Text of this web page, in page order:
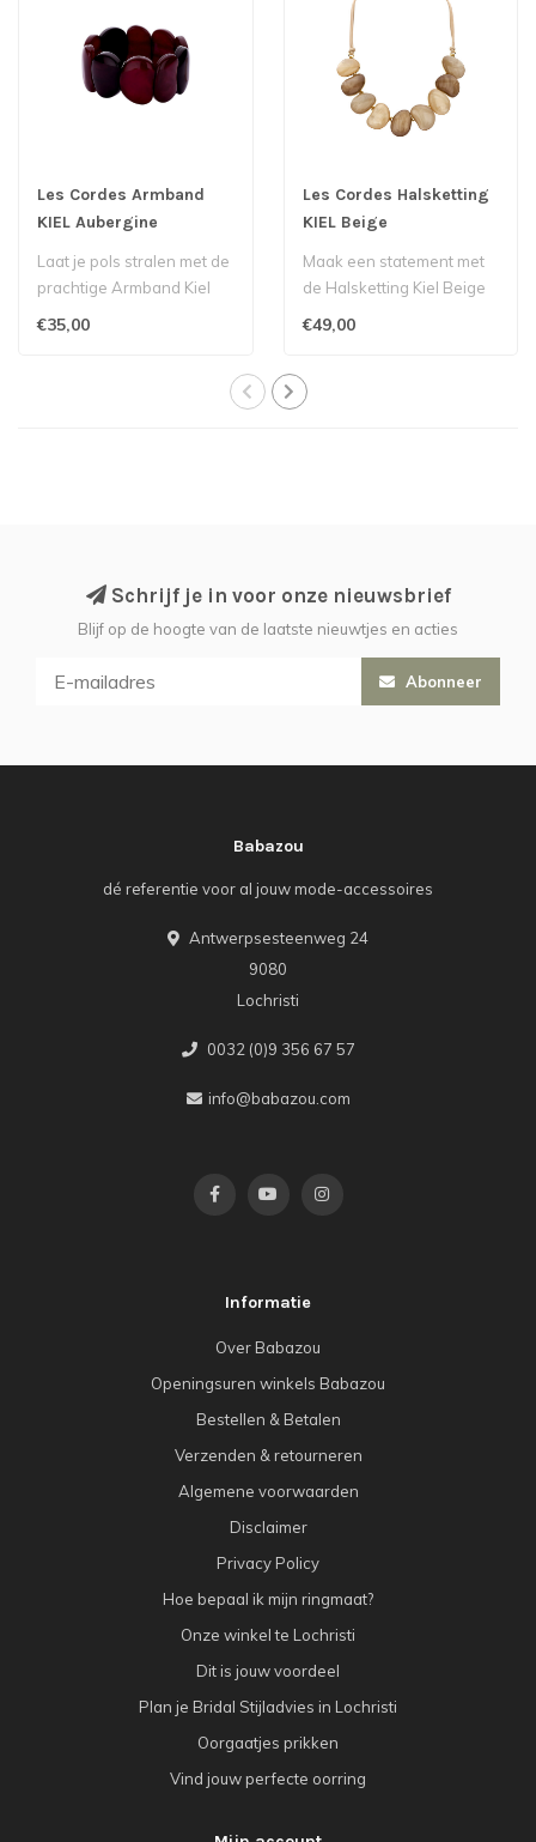
Les Cordes Armband
KIEL Aubergine
Laat je pols stralen met de
prachtige Armband Kiel
€35,00
Les Cordes Halsketting
KIEL Beige
Maak een statement met
de Halsketting Kiel Beige
€49,00
Schrijf je in voor onze nieuwsbrief
Blijf op de hoogte van de laatste nieuwtjes en acties
Abonneer
Babazou
dé referentie voor al jouw mode-accessoires
Antwerpsesteenweg 24
9080
Lochristi
0032 (0)9 356 67 57
info@babazou.com
Informatie
Over Babazou
Openingsuren winkels Babazou
Bestellen & Betalen
Verzenden & retourneren
Algemene voorwaarden
Disclaimer
Privacy Policy
Hoe bepaal ik mijn ringmaat?
Onze winkel te Lochristi
Dit is jouw voordeel
Plan je Bridal Stijladvies in Lochristi
Oorgaatjes prikken
Vind jouw perfecte oorring